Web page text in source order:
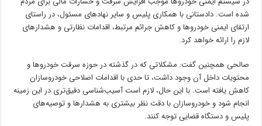
شده است. دادستانی با همکاری پلیس و سایر نهادهای مسئول، در راستای
ارتقای ایمنی خودروها و کاهش جرائم مرتبط، اقدامات نظارتی و هشدارهای
لازم را ارائه خواهد کرد.
صالحی همچنین گفت: مشکلاتی که در گذشته در حوزه سرقت خودروها و
محتویات داخل آن وجود داشت، تا حدی با اقدامات اصلاحی خودروسازان
کاهش یافته است. با این حال، لازم است آسیب‌شناسی دقیق‌تری در این زمینه
انجام شود و خودروسازان با دقت نظر بیشتری به هشدارها و توصیه‌های
پلیس و دستگاه قضایی توجه کنند.